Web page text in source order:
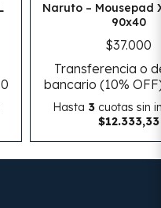
Naruto – Mousepad
90x40
$37.000
Transferencia o
bancario (10%
Hasta 3cuotas sin
$12.333,33